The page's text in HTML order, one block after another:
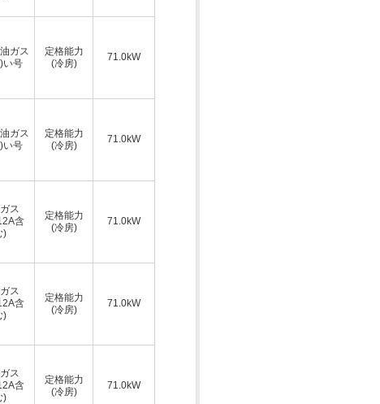
ガス
い号
定格能力
(冷房)
71.0kW
ガス
い号
定格能力
(冷房)
71.0kW
ス
含
)
定格能力
(冷房)
71.0kW
ス
含
)
定格能力
(冷房)
71.0kW
ス
含
)
定格能力
(冷房)
71.0kW